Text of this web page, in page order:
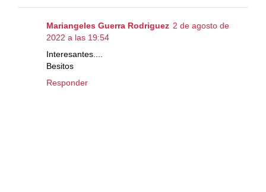
Mariangeles Guerra Rodriguez 2 de agosto de
2022 a las 19:54
Interesantes....
Besitos
Responder